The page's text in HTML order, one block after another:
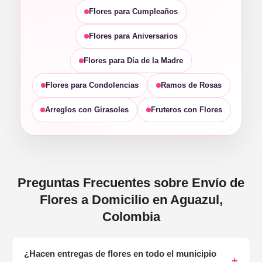
Flores para Cumpleaños
Flores para Aniversarios
Flores para Día de la Madre
Flores para Condolencias Ramos de Rosas
Arreglos con Girasoles Fruteros con Flores
Preguntas Frecuentes sobre Envío de
Flores a Domicilio en Aguazul,
Colombia
¿Hacen entregas de flores en todo el municipio